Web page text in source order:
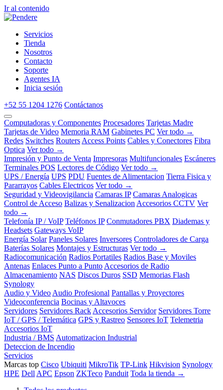
Ir al contenido
Servicios
Tienda
Nosotros
Contacto
Soporte
Agentes IA
Inicia sesión
+52 55 1204 1276 Contáctanos
Computadoras y Componentes Procesadores Tarjetas Madre
Tarjetas de Video Memoria RAM Gabinetes PC Ver todo →
Redes Switches Routers Access Points Cables y Conectores Fibra
Optica Ver todo →
Impresión y Punto de Venta Impresoras Multifuncionales Escáneres
Terminales POS Lectores de Código Ver todo →
UPS / Energía UPS PDU Fuentes de Alimentacion Tierra Fisica y
Pararrayos Cables Electricos Ver todo →
Seguridad y Videovigilancia Camaras IP Camaras Analogicas
Control de Acceso Balizas y Senalizacion Accesorios CCTV Ver
todo →
Telefonía IP / VoIP Teléfonos IP Conmutadores PBX Diademas y
Headsets Gateways VoIP
Energía Solar Paneles Solares Inversores Controladores de Carga
Baterías Solares Montajes y Estructuras Ver todo →
Radiocomunicación Radios Portatiles Radios Base y Moviles
Antenas Enlaces Punto a Punto Accesorios de Radio
Almacenamiento NAS Discos Duros SSD Memorias Flash
Synology
Audio y Video Audio Profesional Pantallas y Proyectores
Videoconferencia Bocinas y Altavoces
Servidores Servidores Rack Accesorios Servidor Servidores Torre
IoT / GPS / Telemática GPS y Rastreo Sensores IoT Telemetria
Accesorios IoT
Industria / BMS Automatizacion Industrial
Deteccion de Incendio
Servicios
Marcas top Cisco Ubiquiti MikroTik TP-Link Hikvision Synology
HPE Dell APC Epson ZKTeco Panduit Toda la tienda →